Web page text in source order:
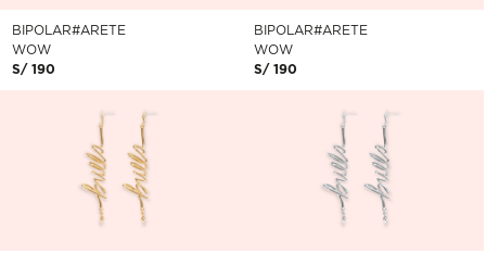
BIPOLAR#ARETE
WOW
S/ 190
BIPOLAR#ARETE
WOW
S/ 190